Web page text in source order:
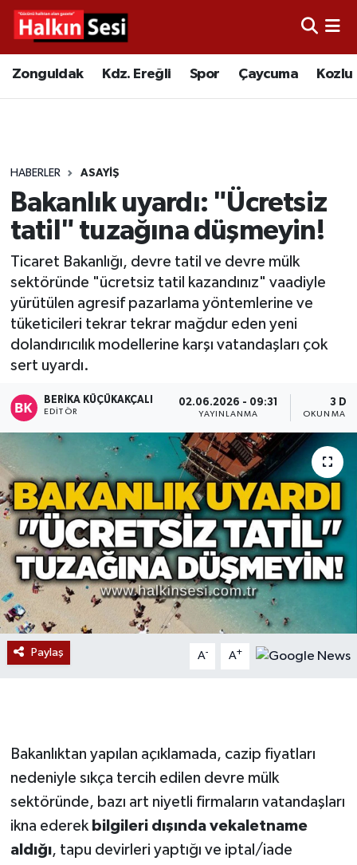
Zonguldak Kdz. Ereğli Spor Çaycuma Kozlu
HABERLER ASAYIŞ
Bakanlık uyardı: "Ücretsiz
tatil" tuzağına düşmeyin!
Ticaret Bakanlığı, devre tatil ve devre mülk
sektöründe "ücretsiz tatil kazandınız" vaadiyle
yürütülen agresif pazarlama yöntemlerine ve
tüketicileri tekrar tekrar mağdur eden yeni
dolandırıcılık modellerine karşı vatandaşları çok
sert uyardı.
BERIKA KÜÇÜKAKÇALI
EDITÖR
02.06.2026 - 09:31
YAYINLANMA
3 DK
OKUNMA
Paylaş A- A+
Bakanlıktan yapılan açıklamada, cazip fiyatları
nedeniyle sıkça tercih edilen devre mülk
sektöründe, bazı art niyetli firmaların vatandaşları
ikna ederek bilgileri dışında vekaletname
aldığı, tapu devirleri yaptığı ve iptal/iade
Video
Çaycuma
Alaplı
Asayiş
Bartın
Karabük
BİLİM VE TEKNOLOJİ
DUNYA
Düzce
Eğitim
Gökçebey
GÜNDEM
İş ilanı
Merkez Hava Durumu
Süper Lig Puan Durumu ve Fikstür
Tüm Manşetler
Son Dakika Haberleri
Haber Arşivi